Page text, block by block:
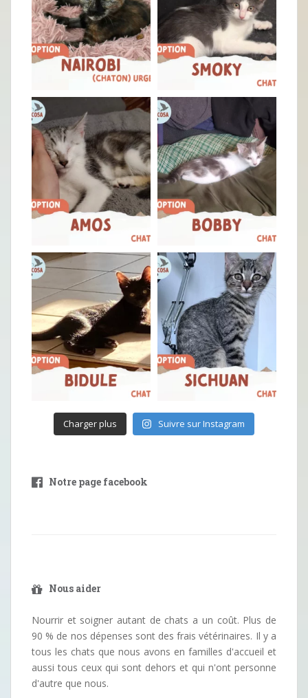
Charger plus Suivre sur Instagram
Notre page facebook
Nous aider
Nourrir et soigner autant de chats a un coût. Plus de
90 % de nos dépenses sont des frais vétérinaires. Il y a
tous les chats que nous avons en familles d'accueil et
aussi tous ceux qui sont dehors et qui n'ont personne
d'autre que nous.